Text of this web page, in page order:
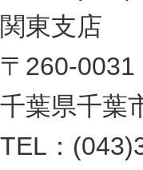
関東支店
〒260-0031
千葉県千葉
TEL：